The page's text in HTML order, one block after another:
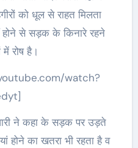
को धूल से राहत मिलता
होने से सड़क के किनारे रहने
में रोष है।
watch?
ने कहा के सड़क पर उड़ते
होने का खतरा भी रहता है व